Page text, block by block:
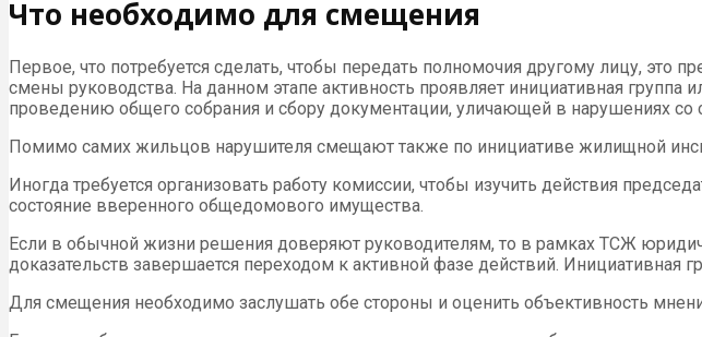
Что необходимо для смещения
Первое, что потребуется сделать, чтобы передать полномочия другому лицу, это
смены руководства. На данном этапе активность проявляет инициативная
проведению общего собрания и сбору документации, уличающей в нарушениях со
Помимо самих жильцов нарушителя смещают также по инициативе жилищной
Иногда требуется организовать работу комиссии, чтобы изучить действия
состояние вверенного общедомового имущества.
Если в обычной жизни решения доверяют руководителям, то в рамках ТСЖ
доказательств завершается переходом к активной фазе действий. Инициативная
Для смещения необходимо заслушать обе стороны и оценить объективность